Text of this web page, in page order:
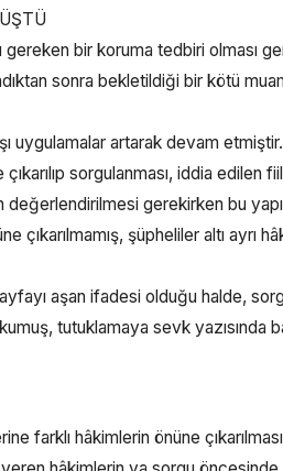
gereken bir koruma tedbiri olması
sonra bekletildiği bir kötü
uygulamalar artarak devam etmiştir.
sorgulanması, iddia edilen
değerlendirilmesi gerekirken bu
şüpheliler altı ayrı
aşan ifadesi olduğu halde, sorgu
tutuklamaya sevk yazısında
farklı hâkimlerin önüne